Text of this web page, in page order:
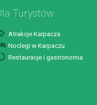
Turystów
Atrakcje Karpacza
Noclegi w Karpaczu
Restauracje i gastronomia